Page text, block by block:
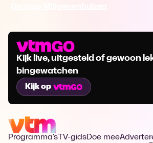
Kijk live, uitgesteld of gewoon
bingewatchen
Kijk op
Programma's TV-gidsDoe mee